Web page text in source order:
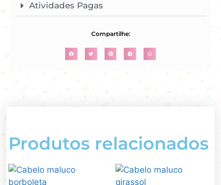
Atividades Pagas
Compartilhe:
Produtos relacionados